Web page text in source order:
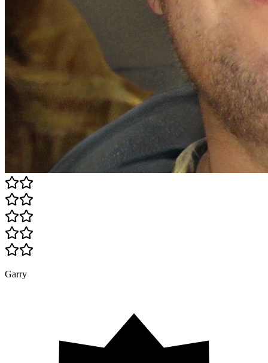
Garry